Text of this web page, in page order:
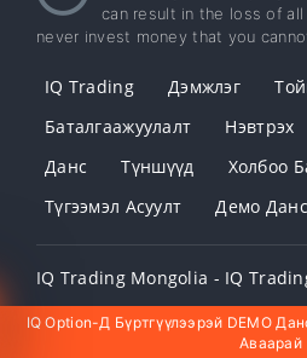
can result in the loss of all
never invest money that you
IQ Trading Дэмжлэг
Баталгаажуулалт
Нэвтрэх
Данс
Түншүүд Холбоо
Түгээмэл Асуулт
Демо Данс
IQ Trading Mongolia - IQ
IQ Option-Д Бүртгүүлээрэй DEMO
Аваарай